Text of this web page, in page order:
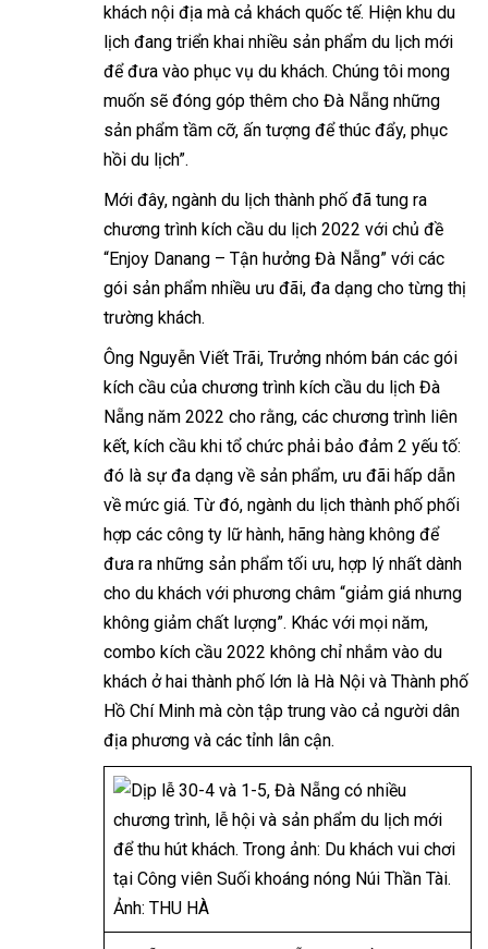
khách nội địa mà cả khách quốc tế. Hiện khu du
lịch đang triển khai nhiều sản phẩm du lịch mới
để đưa vào phục vụ du khách. Chúng tôi mong
muốn sẽ đóng góp thêm cho Đà Nẵng những
sản phẩm tầm cỡ, ấn tượng để thúc đẩy, phục
hồi du lịch”.
Mới đây, ngành du lịch thành phố đã tung ra
chương trình kích cầu du lịch 2022 với chủ đề
“Enjoy Danang – Tận hưởng Đà Nẵng” với các
gói sản phẩm nhiều ưu đãi, đa dạng cho từng thị
trường khách.
Ông Nguyễn Viết Trãi, Trưởng nhóm bán các gói
kích cầu của chương trình kích cầu du lịch Đà
Nẵng năm 2022 cho rằng, các chương trình liên
kết, kích cầu khi tổ chức phải bảo đảm 2 yếu tố:
đó là sự đa dạng về sản phẩm, ưu đãi hấp dẫn
về mức giá. Từ đó, ngành du lịch thành phố phối
hợp các công ty lữ hành, hãng hàng không để
đưa ra những sản phẩm tối ưu, hợp lý nhất dành
cho du khách với phương châm “giảm giá nhưng
không giảm chất lượng”. Khác với mọi năm,
combo kích cầu 2022 không chỉ nhắm vào du
khách ở hai thành phố lớn là Hà Nội và Thành phố
Hồ Chí Minh mà còn tập trung vào cả người dân
địa phương và các tỉnh lân cận.